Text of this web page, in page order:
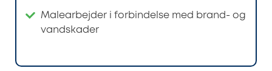
Malearbejder i forbindelse med brand- og
vandskader